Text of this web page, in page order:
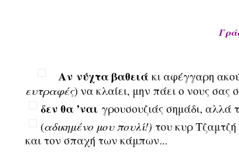
Αν νύχτα βαθειάκι αφέγγαρη
ευτραφές) να κλαίει, μην πάει ο νους σας
δεν θα ’ναι γρουσουζιάς σημάδι, αλλά
(αδικημένο μου πουλί!)του κυρ
και τον σπαχή των κάμπων...